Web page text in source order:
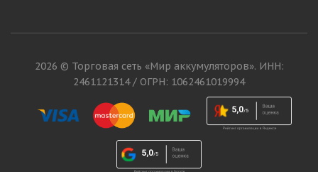
2026 © Торговая сеть «Мир аккумуляторов». ИНН:
2461121314 / ОГРН: 1062461019994